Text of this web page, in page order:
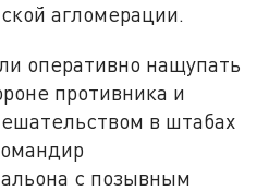
агломерации.
оперативно нащупать
противника и
в штабах
с позывным